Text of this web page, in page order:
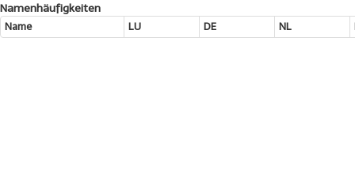
Namenhäufigkeiten
Name LU DE NL